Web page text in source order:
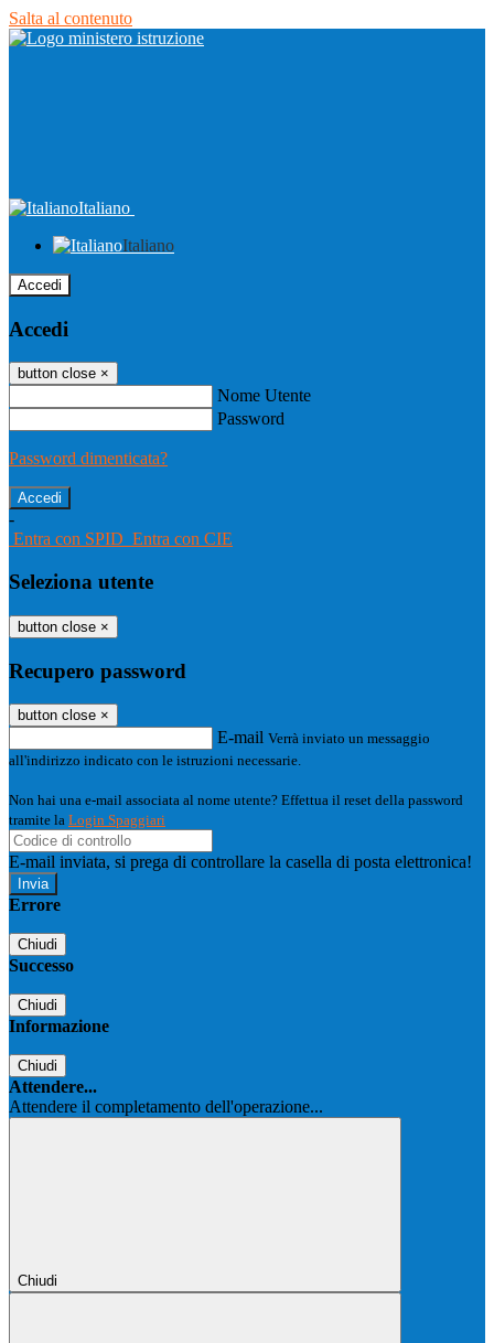
Salta al contenuto
Italiano
Italiano
Accedi
Accedi
button close ×
Nome Utente
Password
Password dimenticata?
-
Entra con SPID Entra con CIE
Seleziona utente
button close ×
Recupero password
button close ×
E-mail Verrà inviato un messaggio
all'indirizzo indicato con le istruzioni necessarie.
Non hai una e-mail associata al nome utente? Effettua il reset della password
tramite la Login Spaggiari
E-mail inviata, si prega di controllare la casella di posta elettronica!
Errore
Chiudi
Successo
Chiudi
Informazione
Chiudi
Attendere...
Attendere il completamento dell'operazione...
Chiudi